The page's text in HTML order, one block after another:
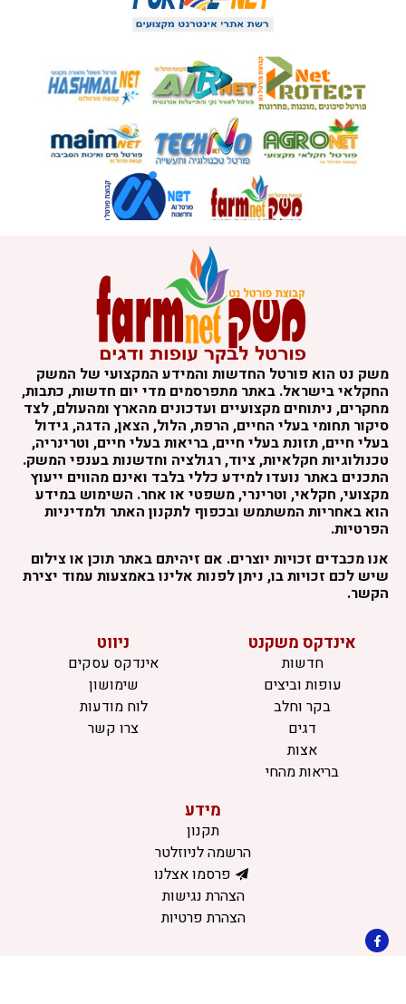
משק נט הוא פורטל החדשות והמידע המקצועי של המשק
החקלאי בישראל. באתר מתפרסמים מדי יום חדשות, כתבות,
מחקרים, ניתוחים מקצועיים ועדכונים מהארץ ומהעולם, לצד
סיקור תחומי בעלי החיים, הרפת, הלול, הצאן, הדגה, גידול
בעלי חיים, תזונת בעלי חיים, בריאות בעלי חיים, וטרינריה,
טכנולוגיות חקלאיות, ציוד, רגולציה וחדשנות בענפי המשק.
התכנים באתר נועדו למידע כללי בלבד ואינם מהווים ייעוץ
מקצועי, חקלאי, וטרינרי, משפטי או אחר. השימוש במידע
הוא באחריות המשתמש ובכפוף לתקנון האתר ולמדיניות
הפרטיות.
אנו מכבדים זכויות יוצרים. אם זיהיתם באתר תוכן או צילום
שיש לכם זכויות בו, ניתן לפנות אלינו באמצעות עמוד יצירת
הקשר.
אינדקס משקנט
חדשות
עופות וביצים
בקר וחלב
דגים
אצות
בריאות מהחי
ניווט
אינדקס עסקים
שימושון
לוח מודעות
צרו קשר
מידע
תקנון
הרשמה לניוזלטר
פרסמו אצלנו
הצהרת נגישות
הצהרת פרטיות